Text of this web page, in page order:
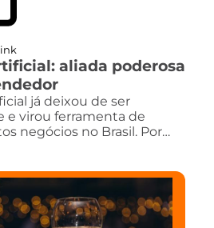
aliada poderosa
já deixou de ser
e virou ferramenta de
negócios no Brasil. Por…